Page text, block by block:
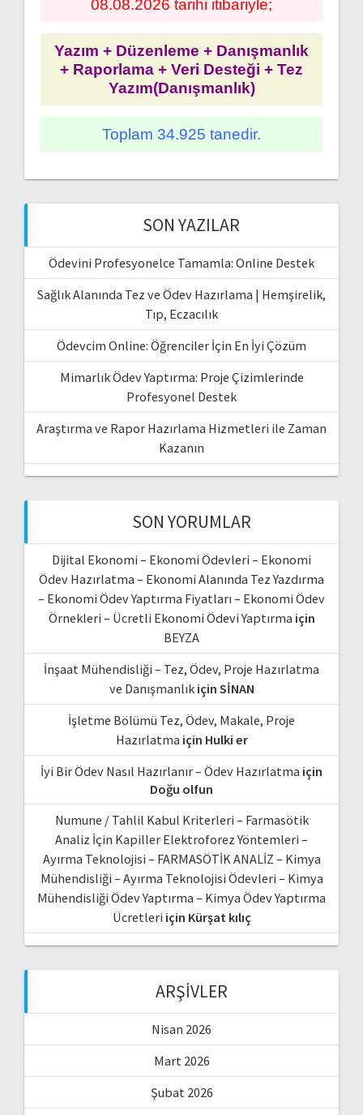
08.08.2026 tarihi itibariyle;
Yazım + Düzenleme + Danışmanlık
+ Raporlama + Veri Desteği + Tez
Yazım(Danışmanlık)
Toplam 34.925 tanedir.
SON YAZILAR
Ödevini Profesyonelce Tamamla: Online Destek
Sağlık Alanında Tez ve Ödev Hazırlama | Hemşirelik,
Tıp, Eczacılık
Ödevcim Online: Öğrenciler İçin En İyi Çözüm
Mimarlık Ödev Yaptırma: Proje Çizimlerinde
Profesyonel Destek
Araştırma ve Rapor Hazırlama Hizmetleri ile Zaman
Kazanın
SON YORUMLAR
Dijital Ekonomi – Ekonomi Ödevleri – Ekonomi
Ödev Hazırlatma – Ekonomi Alanında Tez Yazdırma
– Ekonomi Ödev Yaptırma Fiyatları – Ekonomi Ödev
Örnekleri – Ücretli Ekonomi Ödevi Yaptırma için
BEYZA
İnşaat Mühendisliği – Tez, Ödev, Proje Hazırlatma
ve Danışmanlıkiçin SİNAN
İşletme Bölümü Tez, Ödev, Makale, Proje
Hazırlatma için Hulki er
İyi Bir Ödev Nasıl Hazırlanır – Ödev Hazırlatma için
Doğu olfun
Numune / Tahlil Kabul Kriterleri – Farmasötik
Analiz İçin Kapiller Elektroforez Yöntemleri –
Ayırma Teknolojisi – FARMASÖTİK ANALİZ – Kimya
Mühendisliği – Ayırma Teknolojisi Ödevleri – Kimya
Mühendisliği Ödev Yaptırma – Kimya Ödev Yaptırma
Ücretleri için Kürşat kılıç
ARŞIVLER
Nisan 2026
Mart 2026
Şubat 2026